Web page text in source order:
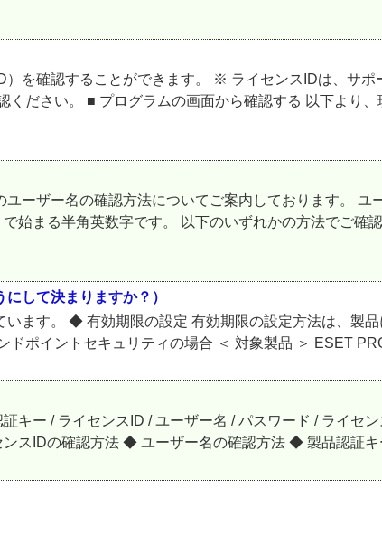
）を確認することができます。 ※ ライセンスIDは、サ
ださい。 ■ プログラムの画面から確認する 以下より
ーザー名の確認方法についてご案内しております。 ユ
始まる半角英数字です。 以下のいずれかの方法でご確
して決まりますか？）
ます。 ◆ 有効期限の設定 有効期限の設定方法は、製
ドポイントセキュリティの場合 ＜ 対象製品 ＞ ESET
キー / ライセンスID / ユーザー名 / パスワード / ライセ
スIDの確認方法 ◆ ユーザー名の確認方法 ◆ 製品認証キ